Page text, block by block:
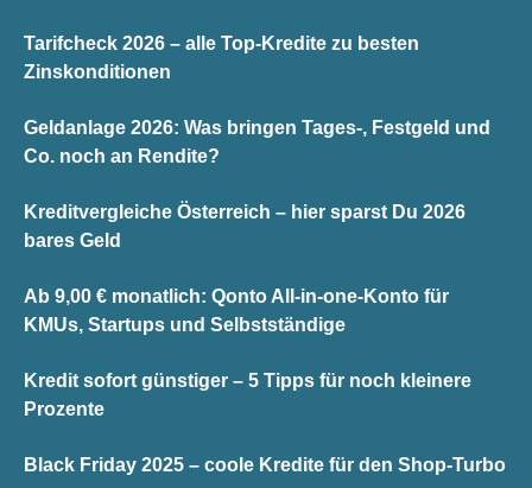
Tarifcheck 2026 – alle Top-Kredite zu besten
Zinskonditionen
Geldanlage 2026: Was bringen Tages-, Festgeld und
Co. noch an Rendite?
Kreditvergleiche Österreich – hier sparst Du 2026
bares Geld
Ab 9,00 € monatlich: Qonto All-in-one-Konto für
KMUs, Startups und Selbstständige
Kredit sofort günstiger – 5 Tipps für noch kleinere
Prozente
Black Friday 2025 – coole Kredite für den Shop-Turbo